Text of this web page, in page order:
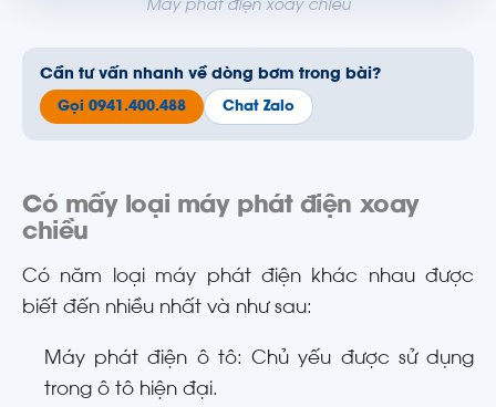
Máy phát điện xoay chiều
Cần tư vấn nhanh về dòng bơm trong bài?
Gọi 0941.400.488 Chat Zalo
Có mấy loại máy phát điện xoay
chiều
Có năm loại máy phát điện khác nhau được
biết đến nhiều nhất và như sau:
Máy phát điện ô tô: Chủ yếu được sử dụng
trong ô tô hiện đại.